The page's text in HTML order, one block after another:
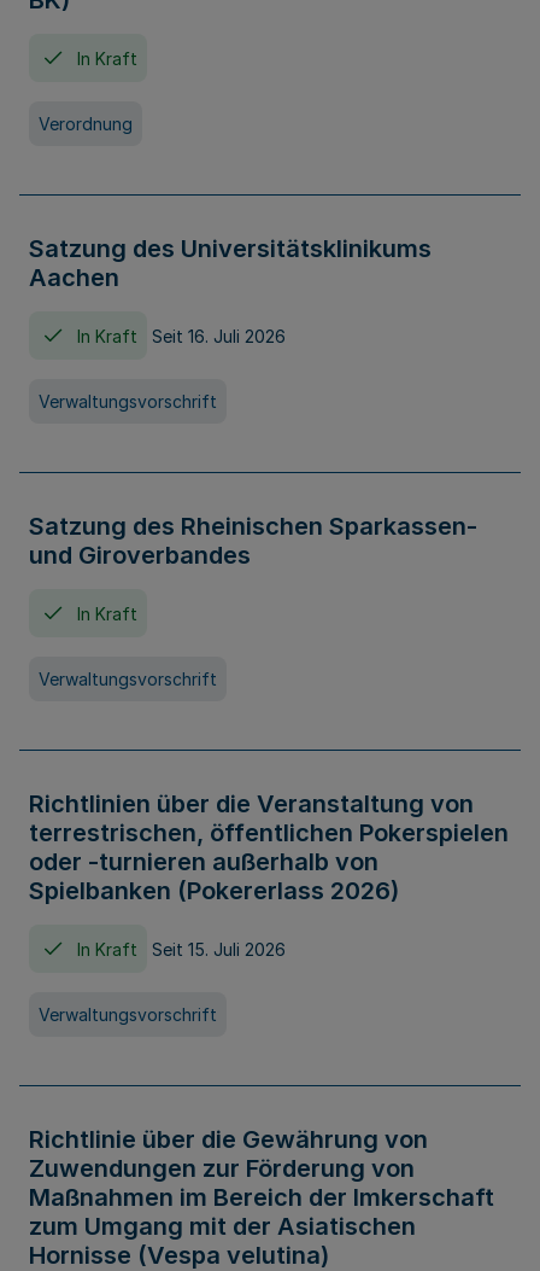
In Kraft
Verordnung
Satzung des Universitätsklinikums
Aachen
In Kraft Seit 16. Juli 2026
Verwaltungsvorschrift
Satzung des Rheinischen Sparkassen-
und Giroverbandes
In Kraft
Verwaltungsvorschrift
Richtlinien über die Veranstaltung von
terrestrischen, öffentlichen Pokerspielen
oder -turnieren außerhalb von
Spielbanken (Pokererlass 2026)
In Kraft Seit 15. Juli 2026
Verwaltungsvorschrift
Richtlinie über die Gewährung von
Zuwendungen zur Förderung von
Maßnahmen im Bereich der Imkerschaft
zum Umgang mit der Asiatischen
Hornisse (Vespa velutina)